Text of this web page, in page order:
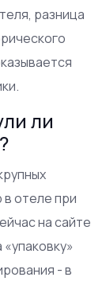
разница
ли
в отеле при
на сайте
- в